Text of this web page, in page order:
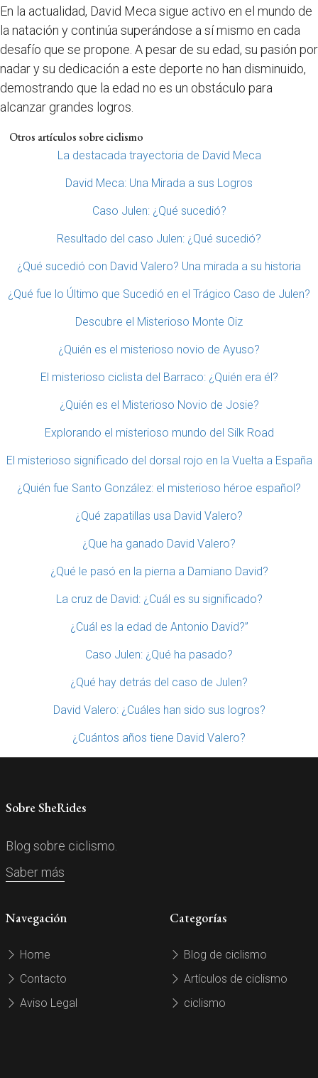
En la actualidad, David Meca sigue activo en el mundo de
la natación y continúa superándose a sí mismo en cada
desafío que se propone. A pesar de su edad, su pasión por
nadar y su dedicación a este deporte no han disminuido,
demostrando que la edad no es un obstáculo para
alcanzar grandes logros.
Otros artículos sobre ciclismo
La destacada trayectoria de David Meca
David Meca: Una Mirada a sus Logros
Caso Julen: ¿Qué sucedió?
Resultado del caso Julen: ¿Qué sucedió?
¿Qué sucedió con David Valero? Una mirada a su historia
¿Qué fue lo Último que Sucedió en el Trágico Caso de Julen?
Descubre el Misterioso Monte Oiz
¿Quién es el misterioso novio de Ayuso?
El misterioso ciclista del Barraco: ¿Quién era él?
¿Quién es el Misterioso Novio de Josie?
Explorando el misterioso mundo del Silk Road
El misterioso significado del dorsal rojo en la Vuelta a España
¿Quién fue Santo González: el misterioso héroe español?
¿Qué zapatillas usa David Valero?
¿Que ha ganado David Valero?
¿Qué le pasó en la pierna a Damiano David?
La cruz de David: ¿Cuál es su significado?
¿Cuál es la edad de Antonio David?”
Caso Julen: ¿Qué ha pasado?
¿Qué hay detrás del caso de Julen?
David Valero: ¿Cuáles han sido sus logros?
¿Cuántos años tiene David Valero?
Sobre SheRides
Blog sobre ciclismo.
Saber más
Navegación
Home
Contacto
Aviso Legal
Categorías
Blog de ciclismo
Artículos de ciclismo
ciclismo